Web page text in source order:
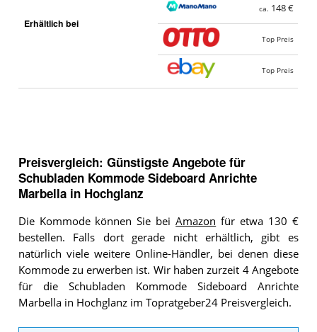
Erhältlich bei
ca. 148 €
Top Preis
Top Preis
Preisvergleich: Günstigste Angebote für
Schubladen Kommode Sideboard Anrichte
Marbella in Hochglanz
Die Kommode können Sie beiAmazon für etwa 130 €
bestellen. Falls dort gerade nicht erhältlich, gibt es
natürlich viele weitere Online-Händler, bei denen diese
Kommode zu erwerben ist. Wir haben zurzeit 4 Angebote
für die Schubladen Kommode Sideboard Anrichte
Marbella in Hochglanz im Topratgeber24 Preisvergleich.